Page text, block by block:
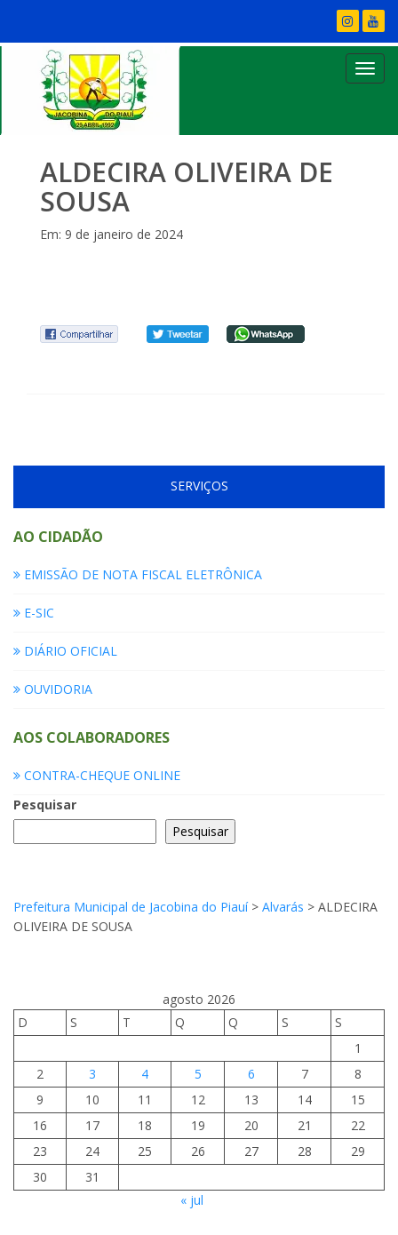
ALDECIRA OLIVEIRA DE
SOUSA
Em: 9 de janeiro de 2024
SERVIÇOS
AO CIDADÃO
EMISSÃO DE NOTA FISCAL ELETRÔNICA
E-SIC
DIÁRIO OFICIAL
OUVIDORIA
AOS COLABORADORES
CONTRA-CHEQUE ONLINE
Pesquisar
Pesquisar
Prefeitura Municipal de Jacobina do Piauí> Alvarás > ALDECIRA
OLIVEIRA DE SOUSA
agosto 2026
D
S T Q Q S
S
1
2
3 4 5 6 7
8
9
10 11 12 13 14
15
16
17 18 19 20 21
22
23
24 25 26 27 28
29
30
31
« jul